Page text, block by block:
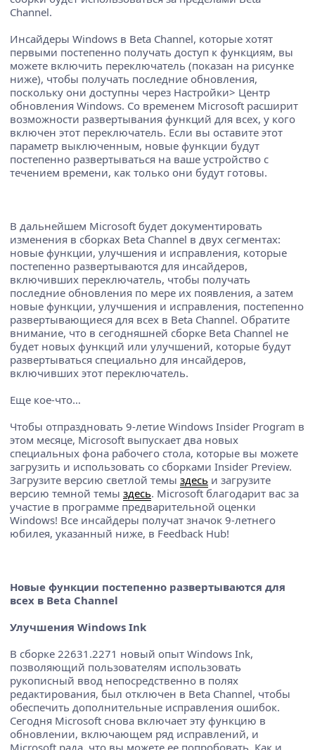
Channel.
Инсайдеры Windows в Beta Channel, которые хотят
первыми постепенно получать доступ к функциям, вы
можете включить переключатель (показан на рисунке
ниже), чтобы получать последние обновления,
поскольку они доступны через Настройки> Центр
обновления Windows. Со временем Microsoft расширит
возможности развертывания функций для всех, у кого
включен этот переключатель. Если вы оставите этот
параметр выключенным, новые функции будут
постепенно развертываться на ваше устройство с
течением времени, как только они будут готовы.
В дальнейшем Microsoft будет документировать
изменения в сборках Beta Channel в двух сегментах:
новые функции, улучшения и исправления, которые
постепенно развертываются для инсайдеров,
включивших переключатель, чтобы получать
последние обновления по мере их появления, а затем
новые функции, улучшения и исправления, постепенно
развертывающиеся для всех в Beta Channel. Обратите
внимание, что в сегодняшней сборке Beta Channel не
будет новых функций или улучшений, которые будут
развертываться специально для инсайдеров,
включивших этот переключатель.
Еще кое-что…
Чтобы отпраздновать 9-летие Windows Insider Program в
этом месяце, Microsoft выпускает два новых
специальных фона рабочего стола, которые вы можете
загрузить и использовать со сборками Insider Preview.
Загрузите версию светлой темы здесь и загрузите
версию темной темы здесь. Microsoft благодарит вас за
участие в программе предварительной оценки
Windows! Все инсайдеры получат значок 9-летнего
юбилея, указанный ниже, в Feedback Hub!
Новые функции постепенно развертываются для
всех в Beta Channel
Улучшения Windows Ink
В сборке 22631.2271 новый опыт Windows Ink,
позволяющий пользователям использовать
рукописный ввод непосредственно в полях
редактирования, был отключен в Beta Channel, чтобы
обеспечить дополнительные исправления ошибок.
Сегодня Microsoft снова включает эту функцию в
обновлении, включающем ряд исправлений, и
Microsoft рада, что вы можете ее попробовать. Как и